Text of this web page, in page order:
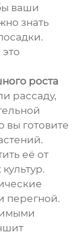
ваши
знать
роста
рассаду,
вы готовите
её от
перегной.